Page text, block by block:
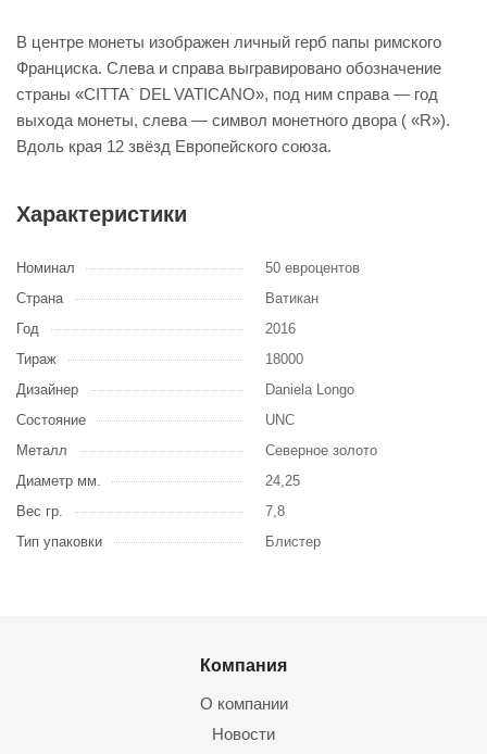
В центре монеты изображен личный герб папы римского
Франциска. Слева и справа выгравировано обозначение
страны «CITTA` DEL VATICANO», под ним справа — год
выхода монеты, слева — символ монетного двора ( «R»).
Вдоль края 12 звёзд Европейского союза.
Характеристики
Номинал
50 евроцентов
Страна
Ватикан
Год
2016
Тираж
18000
Дизайнер
Daniela Longo
Состояние
UNC
Металл
Северное золото
Диаметр мм.
24,25
Вес гр.
7,8
Тип упаковки
Блистер
Компания
О компании
Новости